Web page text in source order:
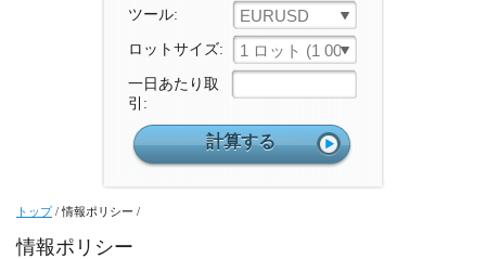
ツール: EURUSD
ロットサイズ: 1 ロット (1 000 ユニット)
一日あたり取
引:
トップ/ 情報ポリシー /
情報ポリシー